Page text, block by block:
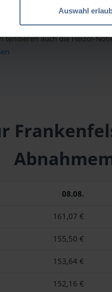
Auswahl
haben gestern weiter
tendieren auch die Heizöl-
08.08.
161,07 €
155,50 €
153,64 €
152,16 €